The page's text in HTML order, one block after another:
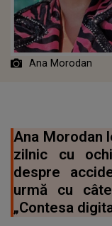
Ana Morodan
Ana Morodan
zilnic cu
despre
urmă cu
„Contesa